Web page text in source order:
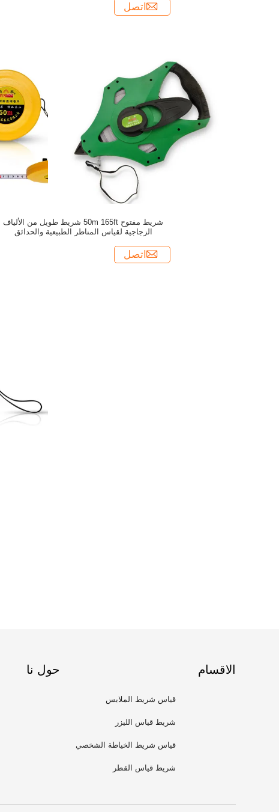
اتصل
شريط مفتوح 50m 165ft شريط طويل من الألياف
الزجاجية لقياس المناظر الطبيعية والحدائق
اتصل
الاقسام
قياس شريط الملابس
شريط قياس الليزر
قياس شريط الخياطة الشخصي
شريط قياس القطر
حول نا